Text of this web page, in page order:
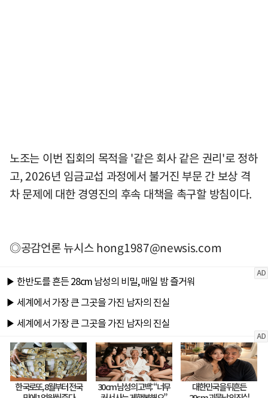
노조는 이번 집회의 목적을 '같은 회사 같은 권리'로 정하
고, 2026년 임금교섭 과정에서 불거진 부문 간 보상 격
차 문제에 대한 경영진의 후속 대책을 촉구할 방침이다.
◎공감언론 뉴시스hong1987@newsis.com